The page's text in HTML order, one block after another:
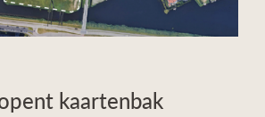
kaartenbak